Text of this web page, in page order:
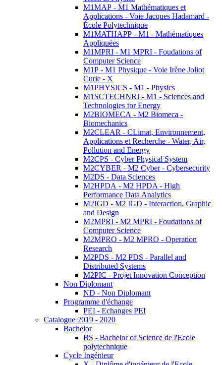
M1MAP - M1 Mathématiques et
Applications - Voie Jacques Hadamard -
École Polytechnique
M1MATHAPP - M1 - Mathématiques
Appliquées
M1MPRI - M1 MPRI - Foudations of
Computer Science
M1P - M1 Physique - Voie Irène Joliot
Curie - X
M1PHYSICS - M1 - Physics
M1SCTECHNRJ - M1 - Sciences and
Technologies for Energy
M2BIOMECA - M2 Biomeca -
Biomechanics
M2CLEAR - CLimat, Environnement,
Applications et Recherche - Water, Air,
Pollution and Energy
M2CPS - Cyber Physical System
M2CYBER - M2 Cyber - Cybersecurity
M2DS - Data Sciences
M2HPDA - M2 HPDA - High
Performance Data Analytics
M2IGD - M2 IGD - Interaction, Graphic
and Design
M2MPRI - M2 MPRI - Foudations of
Computer Science
M2MPRO - M2 MPRO - Operation
Research
M2PDS - M2 PDS - Parallel and
Distributed Systems
M2PIC - Projet Innovation Conception
Non Diplomant
ND - Non Diplomant
Programme d'échange
PEI - Echanges PEI
Catalogue 2019 - 2020
Bachelor
BS - Bachelor of Science de l'Ecole
polytechnique
Cycle Ingénieur